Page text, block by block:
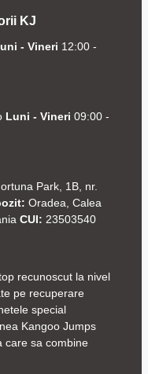
KJ
- Vineri 12:00 -
Luni - Vineri 09:00 -
Park, 1B, nr.
Oradea, Calea
CUI: 23503540
recunoscut la nivel
pe recuperare
special
Kangoo Jumps
care sa combine